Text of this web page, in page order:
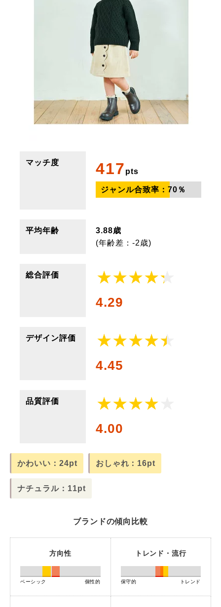
マッチ度 417 pts
ジャンル合致率：70 ％
平均年齢
3.88歳
(年齢差：-2歳)
総合評価
4.29
デザイン評価
4.45
品質評価
4.00
かわいい：24pt おしゃれ：16pt
ナチュラル：11pt
ブランドの傾向比較
方向性
ベーシック 個性的
トレンド・流行
保守的 トレンド